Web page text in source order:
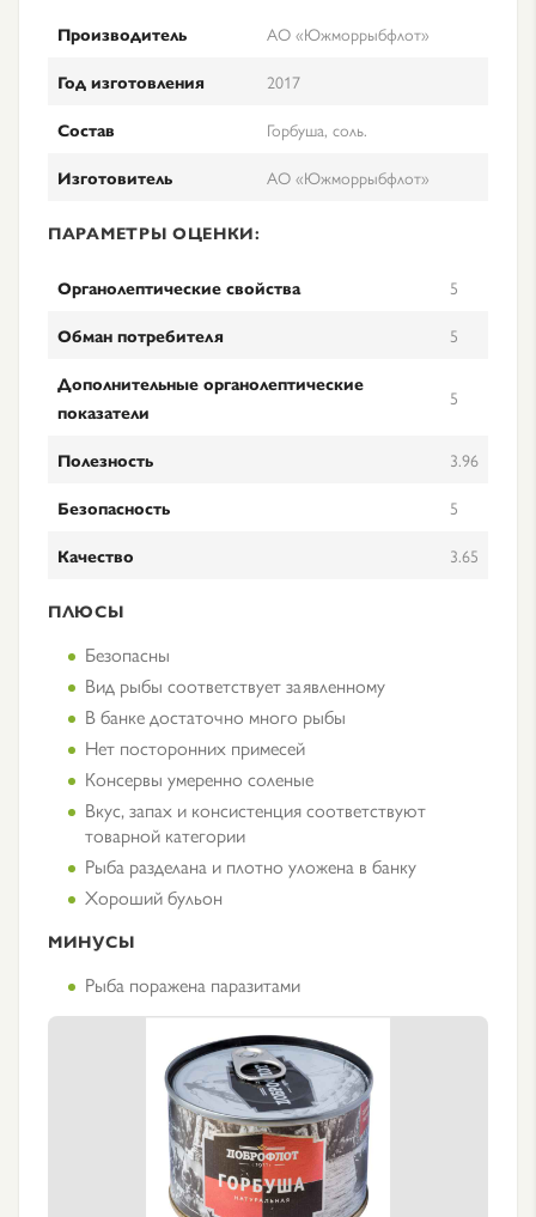
Производитель
АО «Южморрыбфлот»
Год изготовления
2017
Состав
Горбуша, соль.
Изготовитель
АО «Южморрыбфлот»
ПАРАМЕТРЫ ОЦЕНКИ:
Органолептические свойства
5
Обман потребителя
5
Дополнительные органолептические
показатели
5
Полезность
3.96
Безопасность
5
Качество
3.65
ПЛЮСЫ
Безопасны
Вид рыбы соответствует заявленному
В банке достаточно много рыбы
Нет посторонних примесей
Консервы умеренно соленые
Вкус, запах и консистенция соответствуют
товарной категории
Рыба разделана и плотно уложена в банку
Хороший бульон
МИНУСЫ
Рыба поражена паразитами